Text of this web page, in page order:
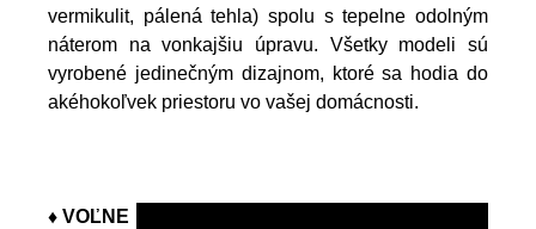
vermikulit, pálená tehla) spolu s tepelne odolným
náterom na vonkajšiu úpravu. Všetky modeli sú
vyrobené jedinečným dizajnom, ktoré sa hodia do
akéhokoľvek priestoru vo vašej domácnosti.
♦ VOĽNE